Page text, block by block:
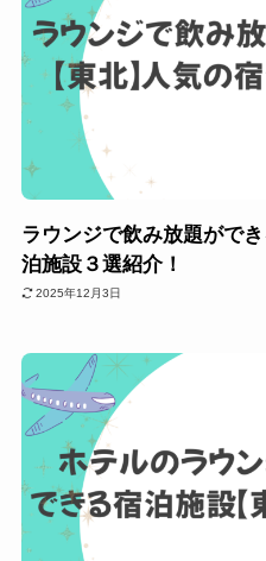
ラウンジで飲み放題がで
泊施設３選紹介！
2025年12月3日